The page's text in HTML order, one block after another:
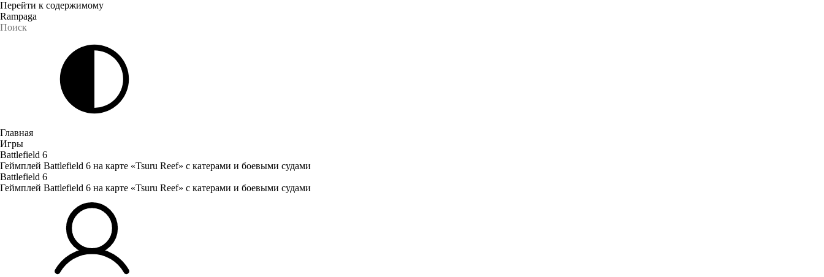
Перейти к содержимому
Rampaga
Главная
Игры
Battlefield 6
Геймплей Battlefield 6 на карте «Tsuru Reef» с катерами и боевыми судами
Battlefield 6
Геймплей Battlefield 6 на карте «Tsuru Reef» с катерами и боевыми судами